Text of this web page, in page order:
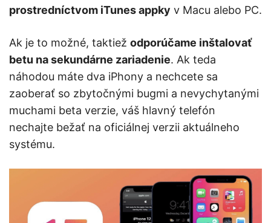
prostredníctvom iTunes appky v Macu alebo PC.
Ak je to možné, taktiež odporúčame inštalovať
betu na sekundárne zariadenie. Ak teda
náhodou máte dva iPhony a nechcete sa
zaoberať so zbytočnými bugmi a nevychytanými
muchami beta verzie, váš hlavný telefón
nechajte bežať na oficiálnej verzii aktuálneho
systému.